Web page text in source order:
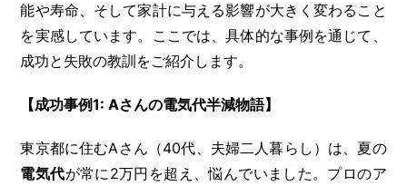
能や寿命、そして家計に与える影響が大きく変わること
を実感しています。ここでは、具体的な事例を通じて、
成功と失敗の教訓をご紹介します。
【成功事例1: Aさんの電気代半減物語】
東京都に住むAさん（40代、夫婦二人暮らし）は、夏の
電気代が常に2万円を超え、悩んでいました。プロのア